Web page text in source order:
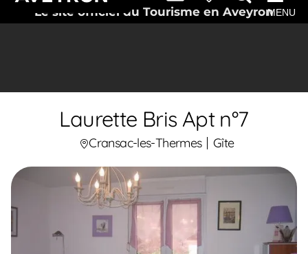
Le site officiel du Tourisme en AveyronMENU
Laurette Bris Apt n°7
Cransac-les-Thermes Gîte